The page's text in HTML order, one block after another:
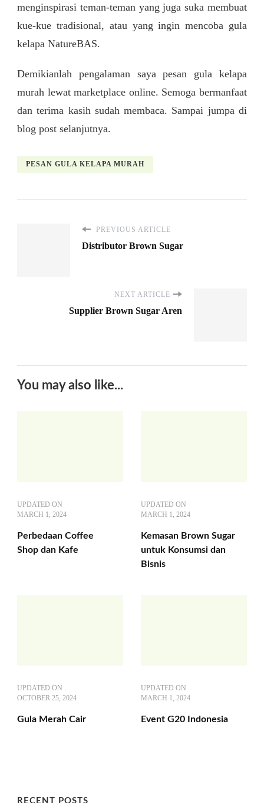
menginspirasi teman-teman yang juga suka membuat
kue-kue tradisional, atau yang ingin mencoba gula
kelapa NatureBAS.
Demikianlah pengalaman saya pesan gula kelapa
murah lewat marketplace online. Semoga bermanfaat
dan terima kasih sudah membaca. Sampai jumpa di
blog post selanjutnya.
PESAN GULA KELAPA MURAH
PREVIOUS ARTICLE
Distributor Brown Sugar
NEXT ARTICLE
Supplier Brown Sugar Aren
You may also like...
UPDATED ON
MARCH 1, 2024
Perbedaan Coffee
Shop dan Kafe
UPDATED ON
MARCH 1, 2024
Kemasan Brown Sugar
untuk Konsumsi dan
Bisnis
UPDATED ON
OCTOBER 25, 2024
Gula Merah Cair
UPDATED ON
MARCH 1, 2024
Event G20 Indonesia
RECENT POSTS